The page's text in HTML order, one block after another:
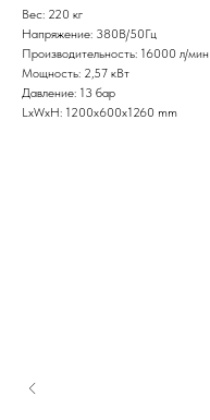
Вес: 220 кг
Напряжение: 380В/50Гц
Производительность: 16000 л/мин
Мощность: 2,57 кВт
Давление: 13 бар
LxWxH: 1200x600x1260 mm